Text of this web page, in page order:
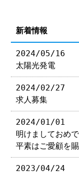
新着情報
2024/05/16
太陽光発電
2024/02/27
求人募集
2024/01/01
明けましておめ
平素はご愛顧を
2023/04/24